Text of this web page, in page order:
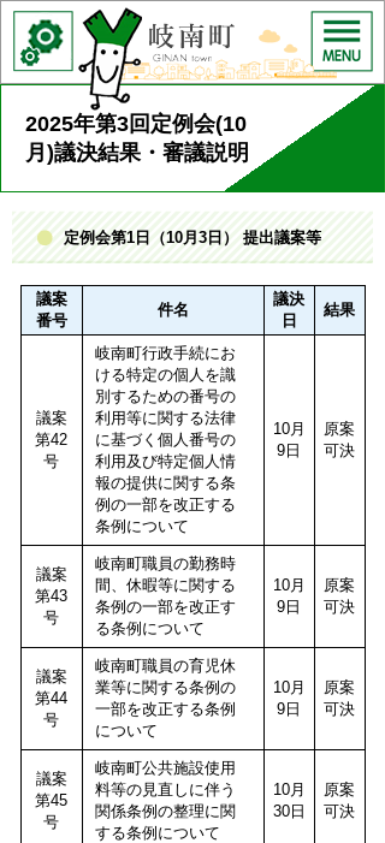
2025年第3回定例会(10
月)議決結果・審議説明
定例会第1日（10月3日） 提出議案等
議案
番号
件名
議決
日
結果
議案
第42
号
岐南町行政手続にお
ける特定の個人を識
別するための番号の
利用等に関する法律
に基づく個人番号の
利用及び特定個人情
報の提供に関する条
例の一部を改正する
条例について
10月
9日
原案
可決
議案
第43
号
岐南町職員の勤務時
間、休暇等に関する
条例の一部を改正す
る条例について
10月
9日
原案
可決
議案
第44
号
岐南町職員の育児休
業等に関する条例の
一部を改正する条例
について
10月
9日
原案
可決
議案
第45
号
岐南町公共施設使用
料等の見直しに伴う
関係条例の整理に関
する条例について
10月
30日
原案
可決